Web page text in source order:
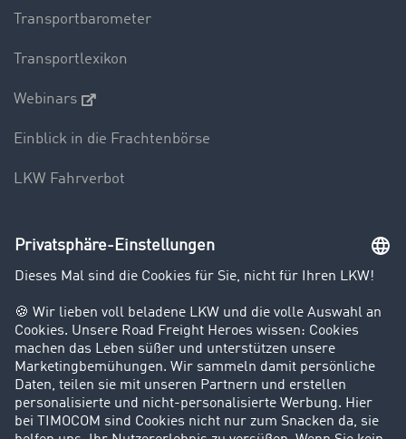
Transportbarometer
Transportlexikon
Webinars
Einblick in die Frachtenbörse
LKW Fahrverbot
Unternehmen
Kunden werben Kunden
Success Stories
Karriere
Support